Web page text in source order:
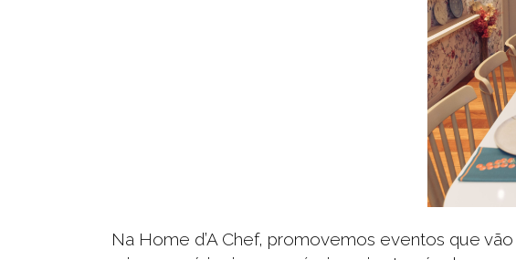
Na Home d’A Chef, promovemos eventos que